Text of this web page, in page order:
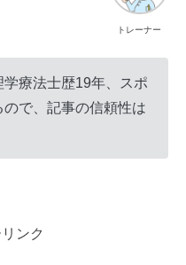
トレーナー
療法士歴19年、スポ
で、記事の信頼性は
ンク